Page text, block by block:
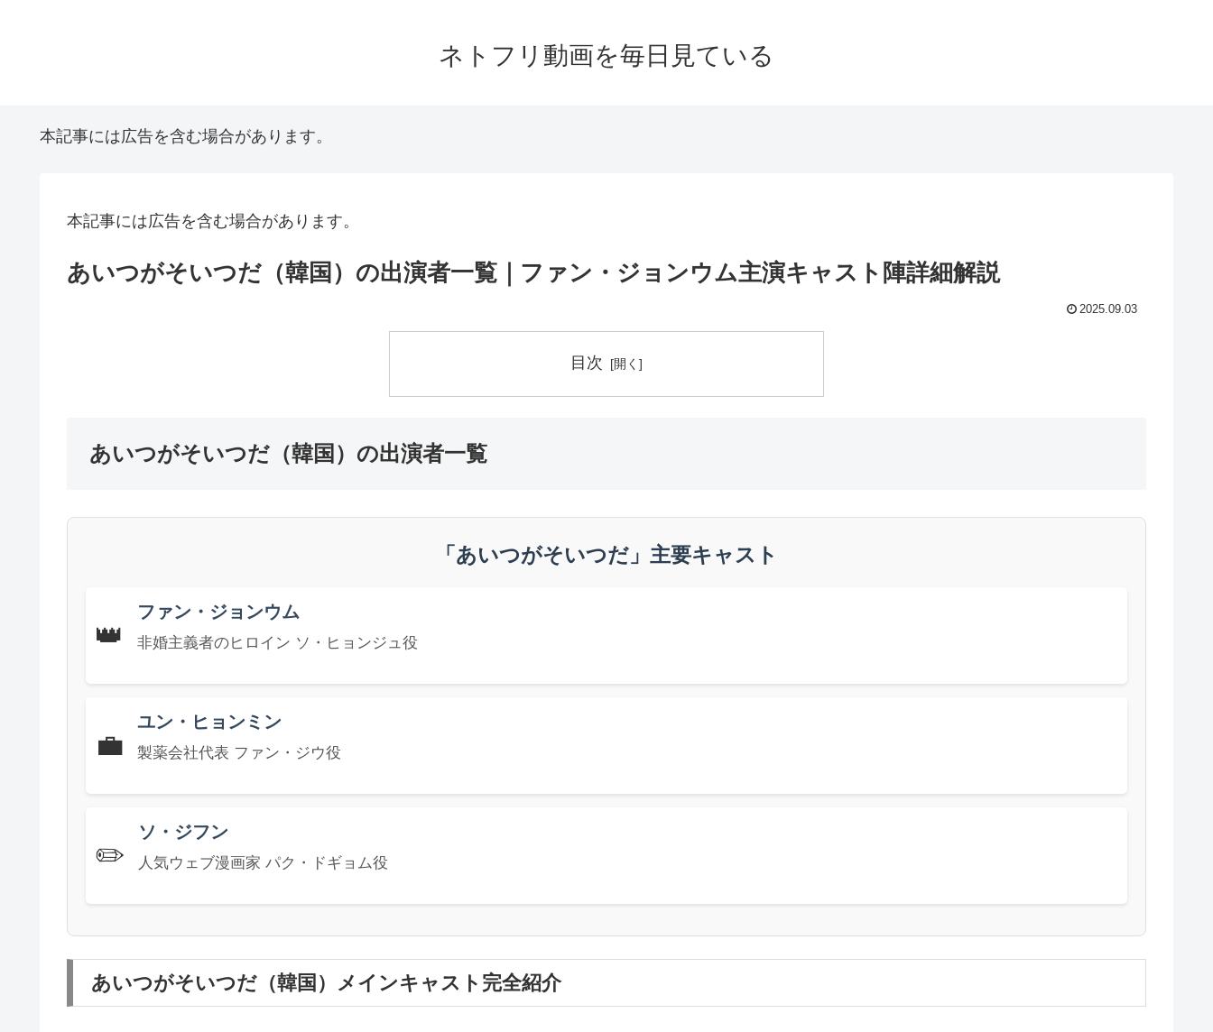
ネトフリ動画を毎日見ている
本記事には広告を含む場合があります。
本記事には広告を含む場合があります。
あいつがそいつだ（韓国）の出演者一覧｜ファン・ジョンウム主演キャスト陣詳細解説
2025.09.03
目次
あいつがそいつだ（韓国）の出演者一覧
「あいつがそいつだ」主要キャスト
👑
ファン・ジョンウム
非婚主義者のヒロイン ソ・ヒョンジュ役
💼
ユン・ヒョンミン
製薬会社代表 ファン・ジウ役
✏️
ソ・ジフン
人気ウェブ漫画家 パク・ドギョム役
あいつがそいつだ（韓国）メインキャスト完全紹介